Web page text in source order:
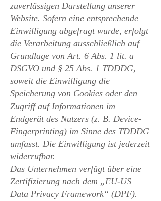
zuverlässigen Darstellung unserer
Website. Sofern eine entsprechende
Einwilligung abgefragt wurde, erfolgt
die Verarbeitung ausschließlich auf
Grundlage von Art. 6 Abs. 1 lit. a
DSGVO und § 25 Abs. 1 TDDDG,
soweit die Einwilligung die
Speicherung von Cookies oder den
Zugriff auf Informationen im
Endgerät des Nutzers (z. B. Device-
Fingerprinting) im Sinne des TDDDG
umfasst. Die Einwilligung ist jederzeit
widerrufbar.
Das Unternehmen verfügt über eine
Zertifizierung nach dem „EU-US
Data Privacy Framework“ (DPF).